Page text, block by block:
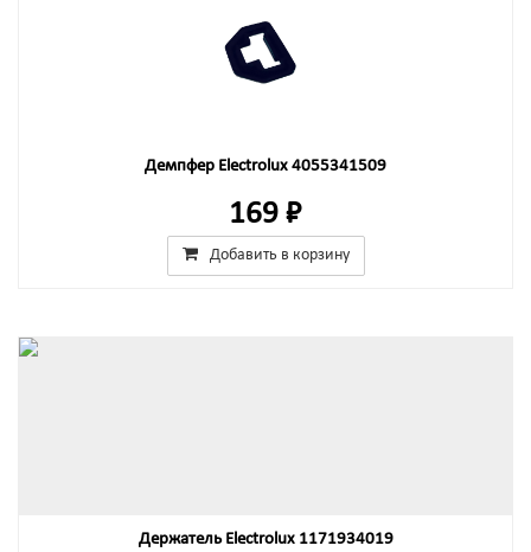
Демпфер Electrolux 4055341509
169 ₽
Добавить в корзину
Держатель Electrolux 1171934019